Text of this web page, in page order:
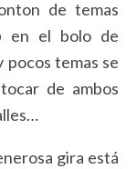
de temas
en el bolo de
pocos temas se
de ambos
gira está